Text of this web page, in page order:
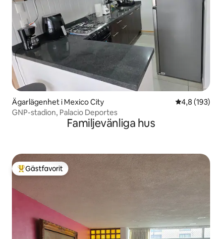
Ägarlägenhet i Mexico City 4,8 av 5 i
4,8 (193)
GNP-stadion, Palacio Deportes
Familjevänliga hus
Populär gästfavorit
Gästfavorit